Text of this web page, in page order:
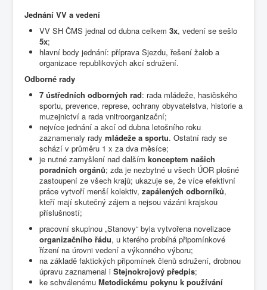
Jednání VV a vedení
VV SH ČMS jednal od dubna celkem 3x, vedení se sešlo
5x;
hlavní body jednání: příprava Sjezdu, řešení žalob a
organizace republikových akcí sdružení.
Odborné rady
7 ústředních odborných rad: rada mládeže, hasičského
sportu, prevence, represe, ochrany obyvatelstva, historie a
muzejnictví a rada vnitroorganizační;
nejvíce jednání a akcí od dubna letošního roku
zaznamenaly rady mládeže a sportu. Ostatní rady se
schází v průměru 1 x za dva měsíce;
je nutné zamyšlení nad dalším konceptem našich
poradních orgánů; zda je nezbytné u všech ÚOR plošné
zastoupení ze všech krajů; ukazuje se, že více efektivní
práce vytvoří menší kolektiv, zapálených odborníků,
kteří mají skutečný zájem a nejsou vázáni krajskou
příslušností;
pracovní skupinou „Stanovy“ byla vytvořena novelizace
organizačního řádu, u kterého probíhá připomínkové
řízení na úrovni vedení a výkonného výboru;
na základě faktických připomínek členů sdružení, drobnou
úpravu zaznamenal i Stejnokrojový předpis;
ke schválenému Metodickému pokynu k používání